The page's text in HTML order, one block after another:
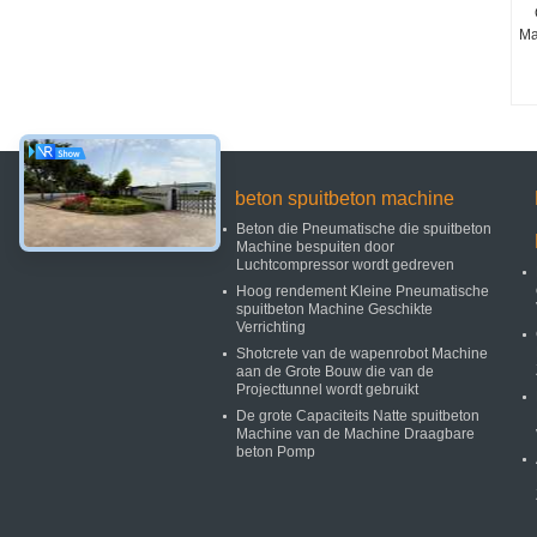
beton spuitbeton machine
Beton die Pneumatische die spuitbeton
Machine bespuiten door
Luchtcompressor wordt gedreven
Hoog rendement Kleine Pneumatische
spuitbeton Machine Geschikte
Verrichting
Shotcrete van de wapenrobot Machine
aan de Grote Bouw die van de
Projecttunnel wordt gebruikt
De grote Capaciteits Natte spuitbeton
Machine van de Machine Draagbare
beton Pomp